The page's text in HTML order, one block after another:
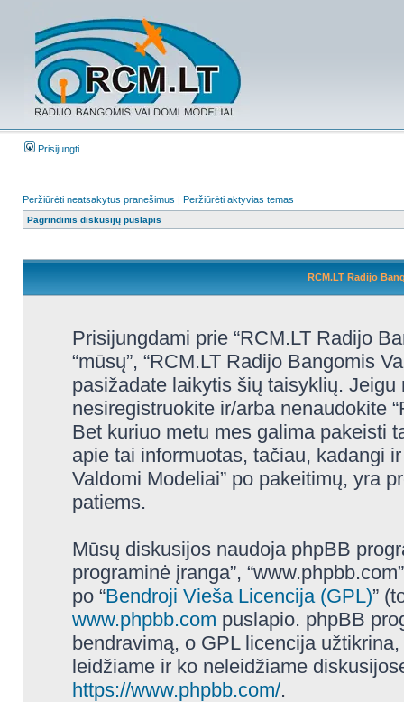
Prisijungti
Peržiūrėti neatsakytus pranešimus | Peržiūrėti aktyvias temas
Pagrindinis diskusijų puslapis
RCM.LT Radijo
Prisijungdami prie “RCM.LT Radijo
“mūsų”, “RCM.LT Radijo Bangomis
pasižadate laikytis šių taisyklių.
nesiregistruokite ir/arba nenaudokite
Bet kuriuo metu mes galima pakeisti
apie tai informuotas, tačiau, kadangi
Valdomi Modeliai” po pakeitimų, yra
patiems.
Mūsų diskusijos naudoja phpBB
programinė įranga”,
po “Bendroji Vieša Licencija (GPL)”
www.phpbb.com puslapio. phpBB
bendravimą, o GPL licencija
leidžiame ir ko neleidžiame
https://www.phpbb.com/.